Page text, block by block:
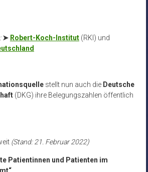
➤ Robert-Koch-Institut(RKI) und
stellt nun auch die Deutsche
(DKG) ihre Belegungszahlen öffentlich
(Stand: 21. Februar 2022)
Patientinnen und Patienten im